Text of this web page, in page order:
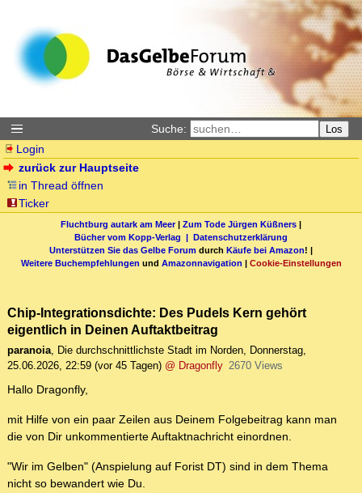
Suche: Los
Login
zurück zur Hauptseite
in Thread öffnen
Ticker
Fluchtburg autark am Meer| Zum Tode Jürgen Küßners |
Bücher vom Kopp-Verlag | Datenschutzerklärung
Unterstützen Sie das Gelbe Forum durch Käufe bei Amazon! |
Weitere Buchempfehlungen und Amazonnavigation | Cookie-Einstellungen
Chip-Integrationsdichte: Des Pudels Kern gehört
eigentlich in Deinen Auftaktbeitrag
paranoia, Die durchschnittlichste Stadt im Norden, Donnerstag,
25.06.2026, 22:59 (vor 45 Tagen) @ Dragonfly 2670 Views
Hallo Dragonfly,
mit Hilfe von ein paar Zeilen aus Deinem Folgebeitrag kann man
die von Dir unkommentierte Auftaktnachricht einordnen.
"Wir im Gelben" (Anspielung auf Forist DT) sind in dem Thema
nicht so bewandert wie Du.